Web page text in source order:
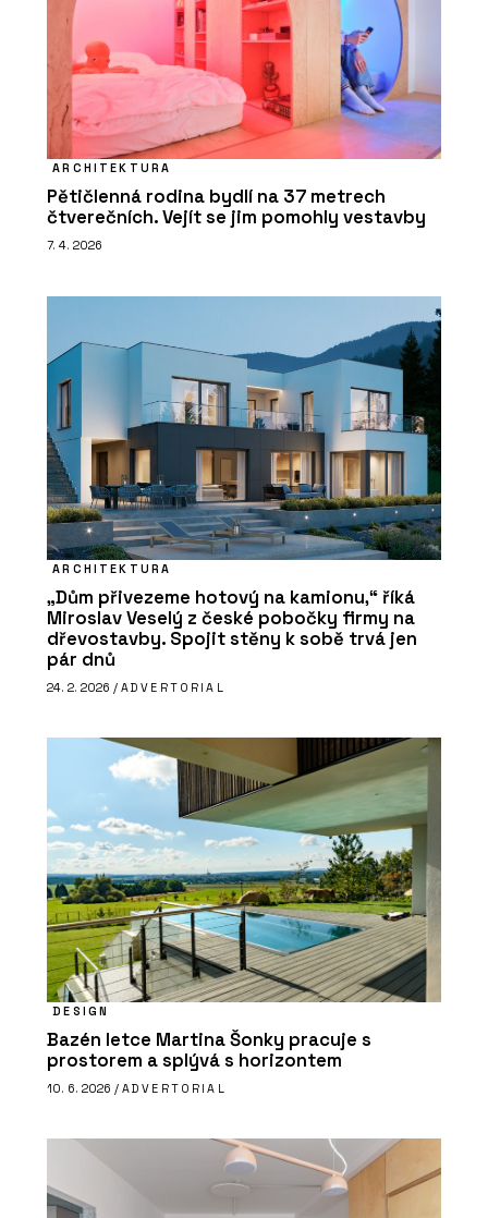
ARCHITEKTURA
Pětičlenná rodina bydlí na 37 metrech
čtverečních. Vejít se jim pomohly vestavby
7. 4. 2026
ARCHITEKTURA
„Dům přivezeme hotový na kamionu,“ říká
Miroslav Veselý z české pobočky firmy na
dřevostavby. Spojit stěny k sobě trvá jen
pár dnů
24. 2. 2026 / ADVERTORIAL
DESIGN
Bazén letce Martina Šonky pracuje s
prostorem a splývá s horizontem
10. 6. 2026 / ADVERTORIAL